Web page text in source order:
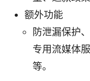
额外功能
防泄漏保护
专用流媒体
等。